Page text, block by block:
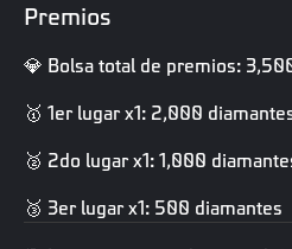
Premios
💎 Bolsa total de premios:
🥇 1er lugar x1: 2,000
🥈 2do lugar x1: 1,000
🥉 3er lugar x1: 500 diamantes